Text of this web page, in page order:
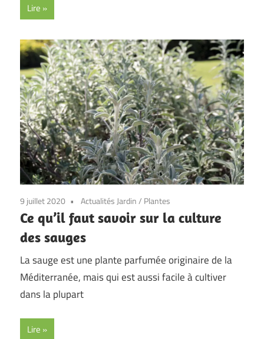
Lire
9 juillet 2020 Actualités Jardin/ Plantes
Ce qu’il faut savoir sur la culture
des sauges
La sauge est une plante parfumée originaire de la
Méditerranée, mais qui est aussi facile à cultiver
dans la plupart
Lire